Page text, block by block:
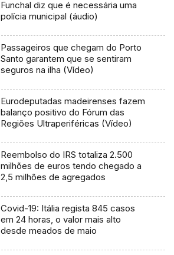
Funchal diz que é necessária uma
polícia municipal (áudio)
Passageiros que chegam do Porto
Santo garantem que se sentiram
seguros na ilha (Vídeo)
Eurodeputadas madeirenses fazem
balanço positivo do Fórum das
Regiões Ultraperiféricas (Vídeo)
Reembolso do IRS totaliza 2.500
milhões de euros tendo chegado a
2,5 milhões de agregados
Covid-19: Itália regista 845 casos
em 24 horas, o valor mais alto
desde meados de maio